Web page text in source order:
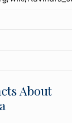
About